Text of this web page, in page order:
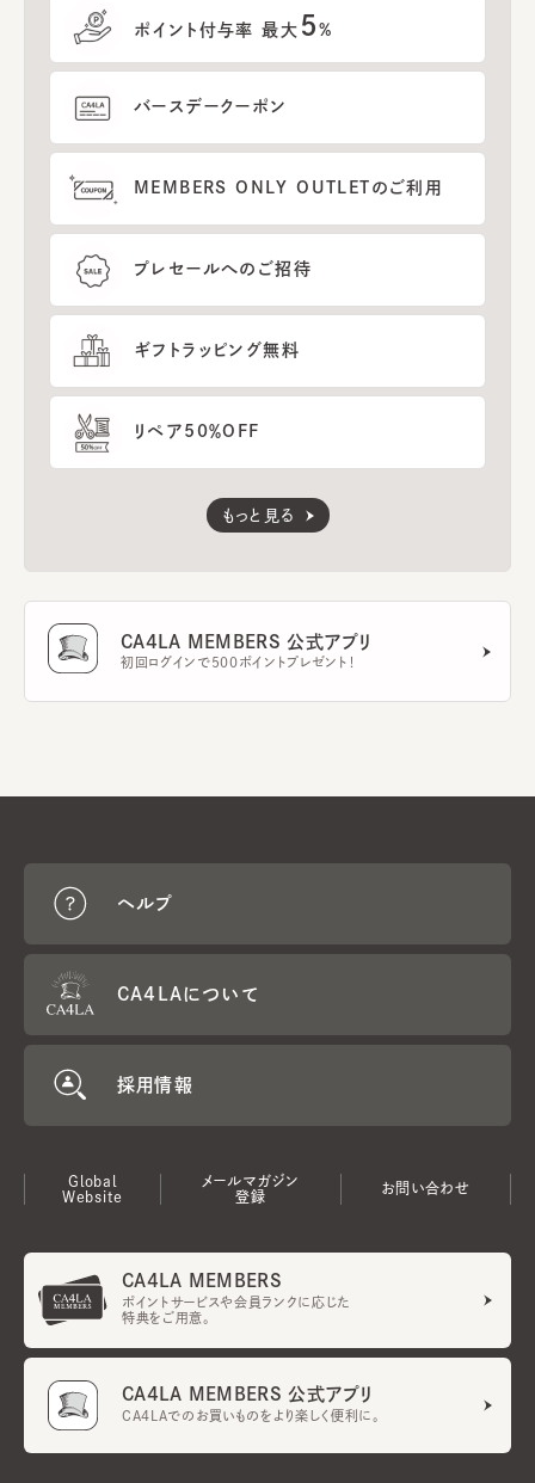
ポイント付与率 最大 5%
バースデークーポン
MEMBERS ONLY OUTLETのご利用
プレセールへのご招待
ギフトラッピング無料
リペア50％OFF
もっと見る
CA4LA MEMBERS 公式アプリ
初回ログインで500ポイントプレゼント！
ヘルプ
CA4LAについて
採用情報
Global
Website
メールマガジン
登録
お問い合わせ
CA4LA MEMBERS
ポイントサービスや会員ランクに応じた
特典をご用意。
CA4LA MEMBERS 公式アプリ
CA4LAでのお買いものをより楽しく便利に。